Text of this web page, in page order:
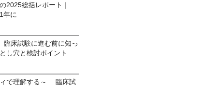
2025総括レポート｜
年に
臨床試験に進む前に知っ
し穴と検討ポイント
で理解する～ 臨床試